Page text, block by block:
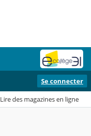
Se connecter
Lire des magazines en ligne